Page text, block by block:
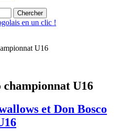
U16
championnat U16
et Don Bosco